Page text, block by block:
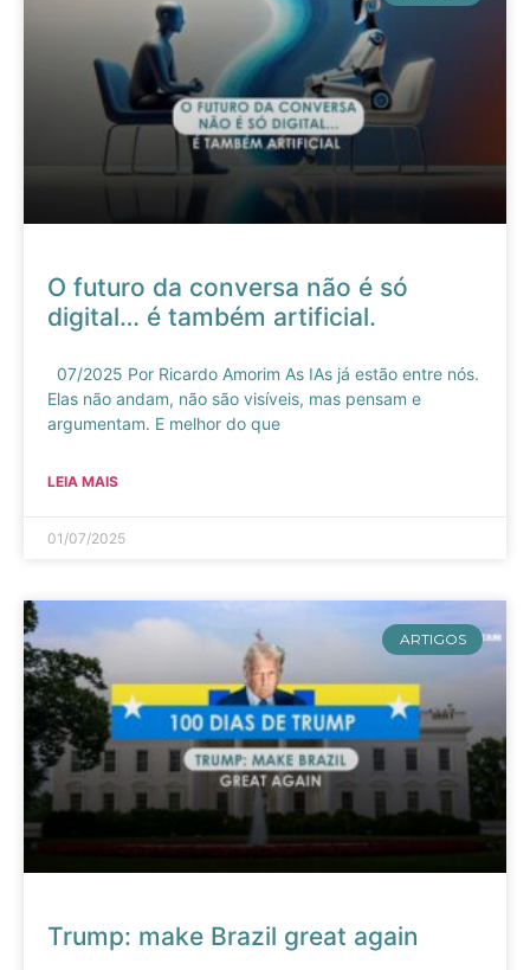
O futuro da conversa não é só
digital… é também artificial.
07/2025 Por Ricardo Amorim As IAs já estão entre nós.
Elas não andam, não são visíveis, mas pensam e
argumentam. E melhor do que
LEIA MAIS
01/07/2025
ARTIGOS
Trump: make Brazil great again